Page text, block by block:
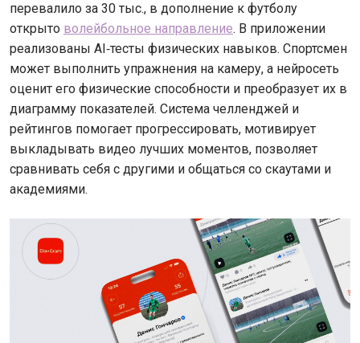
перевалило за 30 тыс., в дополнение к футболу
открыто волейбольное направление. В приложении
реализованы AI‑тесты физических навыков. Спортсмен
может выполнить упражнения на камеру, а нейросеть
оценит его физические способности и преобразует их в
диаграмму показателей. Система челленджей и
рейтингов помогает прогрессировать, мотивирует
выкладывать видео лучших моментов, позволяет
сравнивать себя с другими и общаться со скаутами и
академиями.